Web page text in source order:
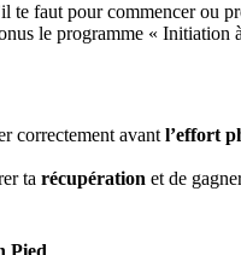
te faut pour commencer ou
le programme « Initiation
correctement avant l’effort
ta récupération et de
Pied